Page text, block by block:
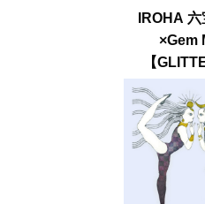
IROHA
×Gem
【
SUMMER